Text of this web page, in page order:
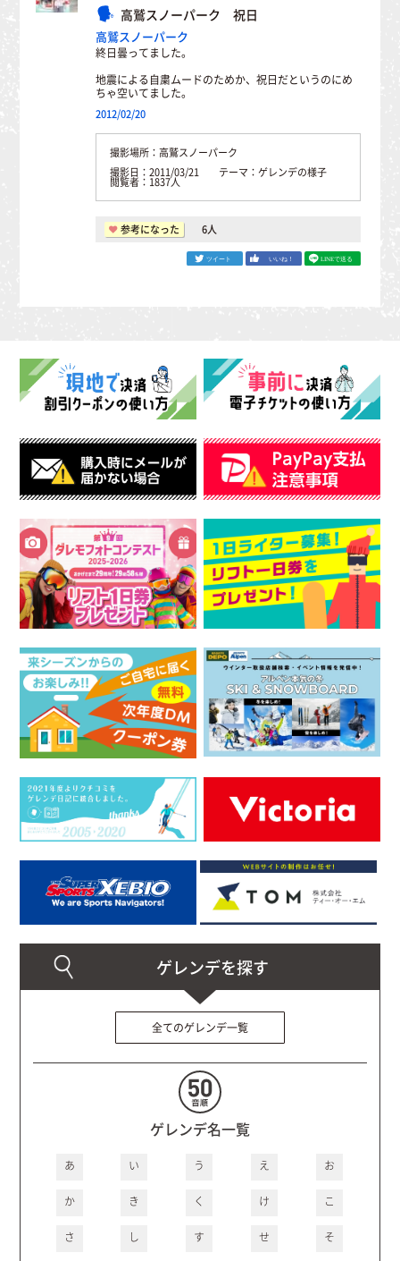
高鷲スノーパーク 祝日
高鷲スノーパーク
終日曇ってました。
地震による自粛ムードのためか、祝日だというのにめ
ちゃ空いてました。
2012/02/20
撮影場所：高鷲スノーパーク
撮影日：2011/03/21 テーマ：ゲレンデの様子
閲覧者：1837人
参考になった 6人
全てのゲレンデ一覧
ゲレンデ名一覧
あ い う え お
か き く け こ
さ し す せ そ